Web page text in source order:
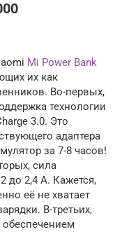
Mi Power Bank
их как
Во-первых,
технологии
3.0. Это
адаптера
за 7-8 часов!
сила
до 2,4 А. Кажется,
её не хватает
В-третьих,